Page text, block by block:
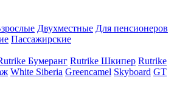
Двухместные Для пенсионеров
Пассажирские
Бумеранг Rutrike Шкипер Rutrike
White Siberia Greencamel Skyboard GT